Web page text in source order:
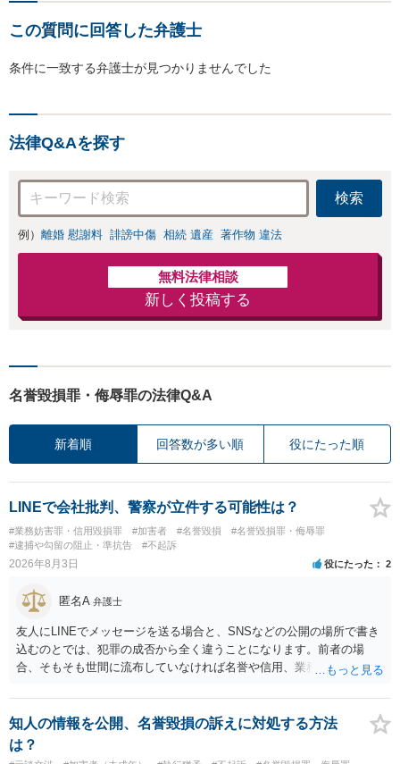
この質問に回答した弁護士
条件に一致する弁護士が見つかりませんでした
法律Q&Aを探す
検索
例） 離婚 慰謝料 誹謗中傷 相続 遺産 著作物 違法
無料法律相談
新しく投稿する
名誉毀損罪・侮辱罪の法律Q&A
新着順 回答数が多い順 役にたった順
LINEで会社批判、警察が立件する可能性は？
#業務妨害罪・信用毀損罪 #加害者 #名誉毀損
#名誉毀損罪・侮辱罪
#逮捕や勾留の阻止・準抗告
#不起訴
2026年8月3日 役にたった 2
匿名A 弁護士
友人にLINEでメッセージを送る場合と、SNSなどの公開の場所で書き
込むのとでは、犯罪の成否から全く違うことになります。前者の場
合、そもそも世間に流布していなければ名誉や信用、業務にかかる犯
知人の情報を公開、名誉毀損の訴えに対処する方法
は？